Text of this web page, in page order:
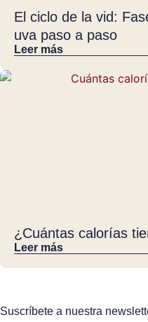
El ciclo de la vid:
uva paso a paso
Leer más
¿Cuántas calorías
Leer más
Suscríbete a nuestra